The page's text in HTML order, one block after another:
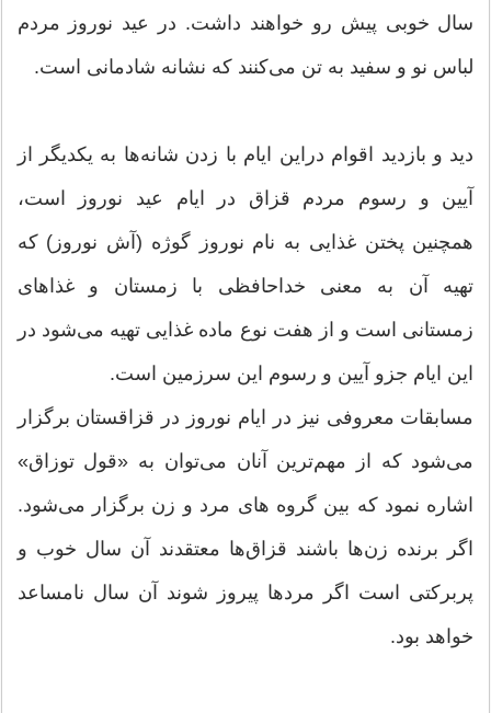
سال خوبی پیش رو خواهند داشت. در عید نوروز مردم
لباس نو و سفید به تن می‌کنند که نشانه شادمانی است.
دید و بازدید اقوام دراین ایام با زدن شانه‌ها به یکدیگر از
آیین و رسوم مردم قزاق در ایام عید نوروز است،
همچنین پختن غذایی به نام نوروز گوژه (آش نوروز) که
تهیه آن به معنی خداحافظی با زمستان و غذاهای
زمستانی است و از هفت نوع ماده غذایی تهیه می‌شود در
این ایام جزو آیین و رسوم این سرزمین است.
مسابقات معروفی نیز در ایام نوروز در قزاقستان برگزار
می‌شود که از مهم‌ترین آنان می‌توان به «قول توزاق»
اشاره نمود که بین گروه های مرد و زن برگزار می‌شود.
اگر برنده زن‌ها باشند قزاق‌ها معتقدند آن سال خوب و
پربرکتی است اگر مردها پیروز شوند آن سال نامساعد
خواهد بود.